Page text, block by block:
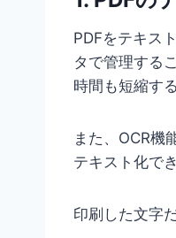
PDFをテキス
タで管理する
時間も短縮す
また、OCR機
テキスト化で
印刷した文字